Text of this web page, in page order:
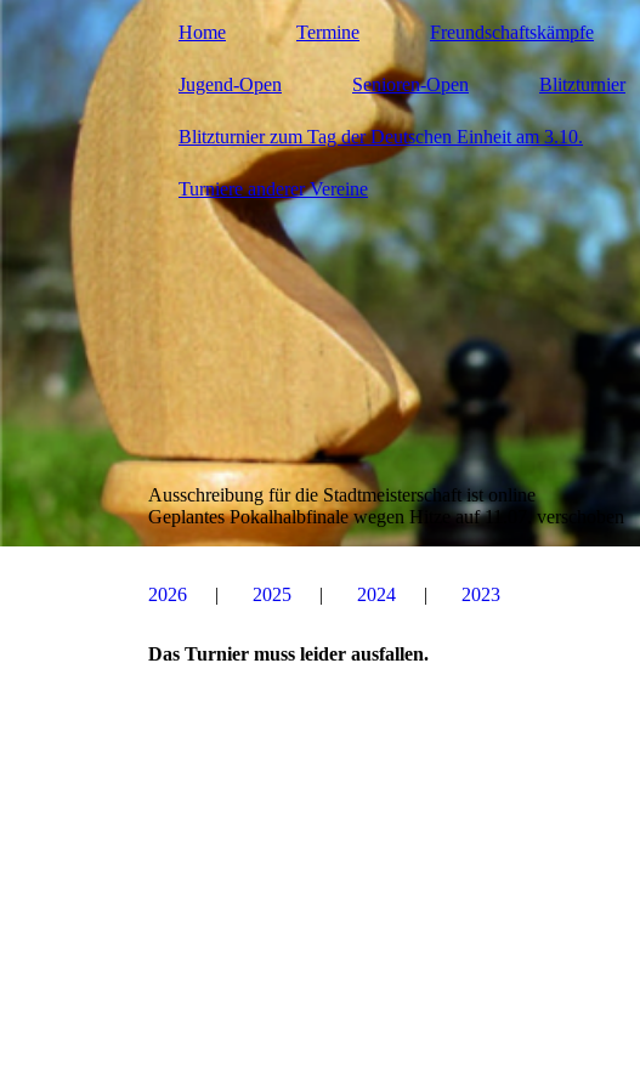
Home Termine Freundschaftskämpfe
Jugend-Open Senioren-Open Blitzturnier
Blitzturnier zum Tag der Deutschen Einheit am 3.10.
Turniere anderer Vereine
Ausschreibung für die Stadtmeisterschaft ist online
Geplantes Pokalhalbfinale wegen Hitze auf 11.07. verschoben
2026 2025 2024 2023
Das Turnier muss leider ausfallen.